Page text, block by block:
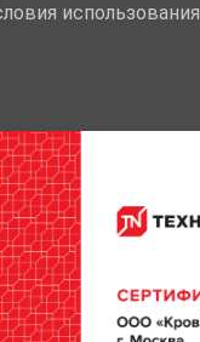
использования